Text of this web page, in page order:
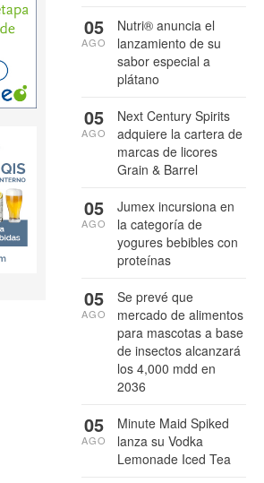
Nutri® anuncia el
lanzamiento de su
sabor especial a
plátano
05
AGO
Next Century Spirits
adquiere la cartera de
marcas de licores
Grain & Barrel
05
AGO
Jumex incursiona en
la categoría de
yogures bebibles con
proteínas
05
AGO
Se prevé que
mercado de alimentos
para mascotas a base
de insectos alcanzará
los 4,000 mdd en
2036
05
AGO
Minute Maid Spiked
lanza su Vodka
Lemonade Iced Tea
05
AGO